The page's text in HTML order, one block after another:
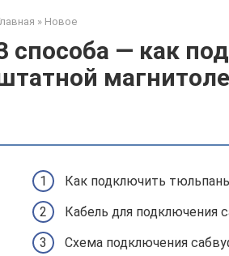
» Новое
способа — как
магнитоле
Как подключить
Кабель для подключения
Схема подключения